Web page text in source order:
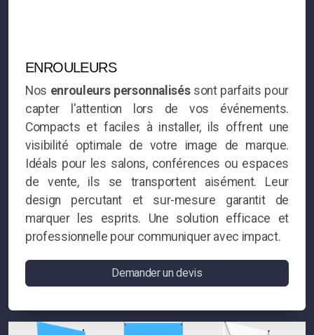
ENROULEURS
Nos enrouleurs personnaliséssont parfaits pour
capter l'attention lors de vos événements.
Compacts et faciles à installer, ils offrent une
visibilité optimale de votre image de marque.
Idéals pour les salons, conférences ou espaces
de vente, ils se transportent aisément. Leur
design percutant et sur-mesure garantit de
marquer les esprits. Une solution efficace et
professionnelle pour communiquer avec impact.
Demander un devis
Adhésif découpé
Adhésif découpé forme simple
Adhésif découpé forme complexe
Adhésif dépoli
Adhésif translucide
Adhésif pour surface lisse